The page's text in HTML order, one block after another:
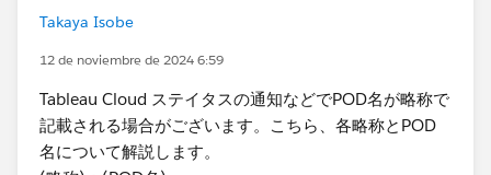
ることが可能です。
お客様ご利用のTableau Cloudのインスタンスのリ
ンクをクリックする。
「履歴」タブをクリックする。
Takaya Isobe
12 de noviembre de 2024 6:59
Tableau Cloud ステイタスの通知などでPOD名が略称で
記載される場合がございます。こちら、各略称とPOD
名について解説します。